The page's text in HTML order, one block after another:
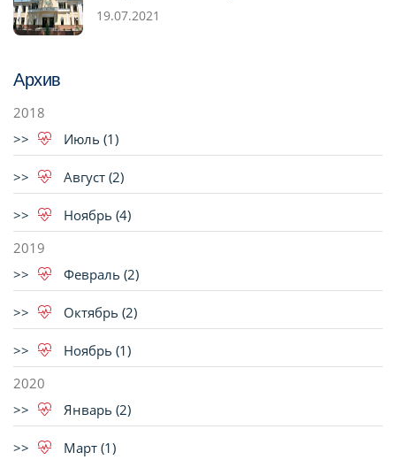
19.07.2021
Архив
2018
Июль (1)
Август (2)
Ноябрь (4)
2019
Февраль (2)
Октябрь (2)
Ноябрь (1)
2020
Январь (2)
Март (1)